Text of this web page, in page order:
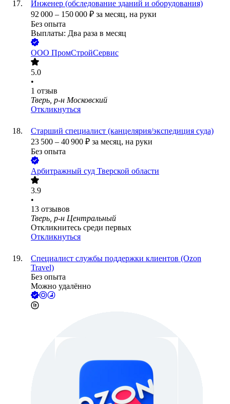
Инженер (обследование зданий и оборудования)
92 000 – 150 000 ₽ за месяц, на руки
Без опыта
Выплаты: Два раза в месяц
ООО ПромСтройСервис
5.0
•
1 отзыв
Тверь, р-н Московский
Откликнуться
Старший специалист (канцелярия/экспедиция суда)
23 500 – 40 900 ₽ за месяц, на руки
Без опыта
Арбитражный суд Тверской области
3.9
•
13 отзывов
Тверь, р-н Центральный
Откликнитесь среди первых
Откликнуться
Специалист службы поддержки клиентов (Ozon
Travel)
Без опыта
Можно удалённо